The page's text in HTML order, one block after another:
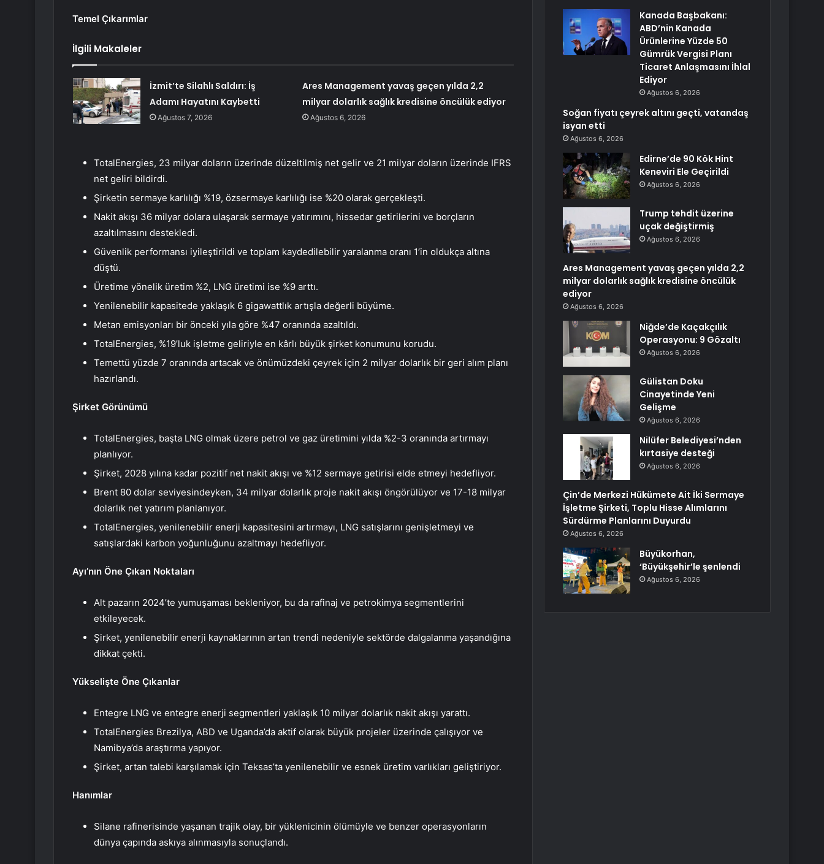
Temel Çıkarımlar
İlgili Makaleler
İzmit’te Silahlı Saldırı: İş
Adamı Hayatını Kaybetti
Ağustos 7, 2026
Ares Management yavaş geçen yılda 2,2
milyar dolarlık sağlık kredisine öncülük ediyor
Ağustos 6, 2026
TotalEnergies, 23 milyar doların üzerinde düzeltilmiş net gelir ve 21 milyar doların üzerinde IFRS
net geliri bildirdi.
Şirketin sermaye karlılığı %19, özsermaye karlılığı ise %20 olarak gerçekleşti.
Nakit akışı 36 milyar dolara ulaşarak sermaye yatırımını, hissedar getirilerini ve borçların
azaltılmasını destekledi.
Güvenlik performansı iyileştirildi ve toplam kaydedilebilir yaralanma oranı 1’in oldukça altına
düştü.
Üretime yönelik üretim %2, LNG üretimi ise %9 arttı.
Yenilenebilir kapasitede yaklaşık 6 gigawattlık artışla değerli büyüme.
Metan emisyonları bir önceki yıla göre %47 oranında azaltıldı.
TotalEnergies, %19’luk işletme geliriyle en kârlı büyük şirket konumunu korudu.
Temettü yüzde 7 oranında artacak ve önümüzdeki çeyrek için 2 milyar dolarlık bir geri alım planı
hazırlandı.
Şirket Görünümü
TotalEnergies, başta LNG olmak üzere petrol ve gaz üretimini yılda %2-3 oranında artırmayı
planlıyor.
Şirket, 2028 yılına kadar pozitif net nakit akışı ve %12 sermaye getirisi elde etmeyi hedefliyor.
Brent 80 dolar seviyesindeyken, 34 milyar dolarlık proje nakit akışı öngörülüyor ve 17-18 milyar
dolarlık net yatırım planlanıyor.
TotalEnergies, yenilenebilir enerji kapasitesini artırmayı, LNG satışlarını genişletmeyi ve
satışlardaki karbon yoğunluğunu azaltmayı hedefliyor.
Ayı’nın Öne Çıkan Noktaları
Alt pazarın 2024’te yumuşaması bekleniyor, bu da rafinaj ve petrokimya segmentlerini
etkileyecek.
Şirket, yenilenebilir enerji kaynaklarının artan trendi nedeniyle sektörde dalgalanma yaşandığına
dikkat çekti.
Yükselişte Öne Çıkanlar
Entegre LNG ve entegre enerji segmentleri yaklaşık 10 milyar dolarlık nakit akışı yarattı.
TotalEnergies Brezilya, ABD ve Uganda’da aktif olarak büyük projeler üzerinde çalışıyor ve
Namibya’da araştırma yapıyor.
Şirket, artan talebi karşılamak için Teksas’ta yenilenebilir ve esnek üretim varlıkları geliştiriyor.
Hanımlar
Silane rafinerisinde yaşanan trajik olay, bir yüklenicinin ölümüyle ve benzer operasyonların
dünya çapında askıya alınmasıyla sonuçlandı.
Kanada Başbakanı:
ABD’nin Kanada
Ürünlerine Yüzde 50
Gümrük Vergisi Planı
Ticaret Anlaşmasını İhlal
Ediyor
Ağustos 6, 2026
Soğan fiyatı çeyrek altını geçti, vatandaş
isyan etti
Ağustos 6, 2026
Edirne’de 90 Kök Hint
Keneviri Ele Geçirildi
Ağustos 6, 2026
Trump tehdit üzerine
uçak değiştirmiş
Ağustos 6, 2026
Ares Management yavaş geçen yılda 2,2
milyar dolarlık sağlık kredisine öncülük
ediyor
Ağustos 6, 2026
Niğde’de Kaçakçılık
Operasyonu: 9 Gözaltı
Ağustos 6, 2026
Gülistan Doku
Cinayetinde Yeni
Gelişme
Ağustos 6, 2026
Nilüfer Belediyesi’nden
kırtasiye desteği
Ağustos 6, 2026
Çin’de Merkezi Hükümete Ait İki Sermaye
İşletme Şirketi, Toplu Hisse Alımlarını
Sürdürme Planlarını Duyurdu
Ağustos 6, 2026
Büyükorhan,
‘Büyükşehir’le şenlendi
Ağustos 6, 2026